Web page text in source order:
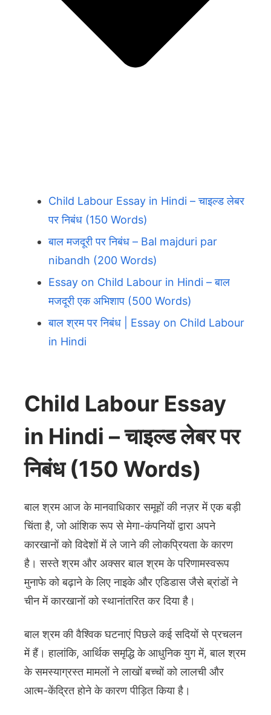
Child Labour Essay in Hindi – चाइल्ड लेबर
पर निबंध (150 Words)
बाल मजदूरी पर निबंध – Bal majduri par
nibandh (200 Words)
Essay on Child Labour in Hindi – बाल
मजदूरी एक अभिशाप (500 Words)
बाल श्रम पर निबंध | Essay on Child Labour
in Hindi
Child Labour Essay
in Hindi – चाइल्ड लेबर पर
निबंध (150 Words)
बाल श्रम आज के मानवाधिकार समूहों की नज़र में एक बड़ी
चिंता है, जो आंशिक रूप से मेगा-कंपनियों द्वारा अपने
कारखानों को विदेशों में ले जाने की लोकप्रियता के कारण
है। सस्ते श्रम और अक्सर बाल श्रम के परिणामस्वरूप
मुनाफे को बढ़ाने के लिए नाइके और एडिडास जैसे ब्रांडों ने
चीन में कारखानों को स्थानांतरित कर दिया है।
बाल श्रम की वैश्विक घटनाएं पिछले कई सदियों से प्रचलन
में हैं। हालांकि, आर्थिक समृद्धि के आधुनिक युग में, बाल श्रम
के समस्याग्रस्त मामलों ने लाखों बच्चों को लालची और
आत्म-केंद्रित होने के कारण पीड़ित किया है।